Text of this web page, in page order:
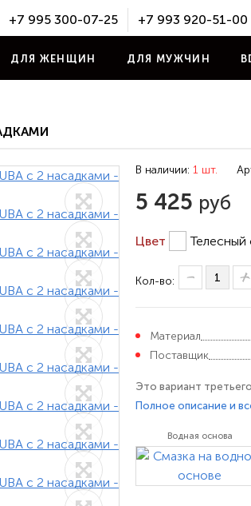
+7 995 300-07-25 +7 993 920-51-00
ДЛЯ ЖЕНЩИН ДЛЯ МУЖЧИН
В наличии: 1 шт.
5 425 руб
Цвет
Кол-во:
Материал
Поставщик
Это вариант
поясов для женщин,
Комплект насадок
, платинового
Полное описание и
Водная основа